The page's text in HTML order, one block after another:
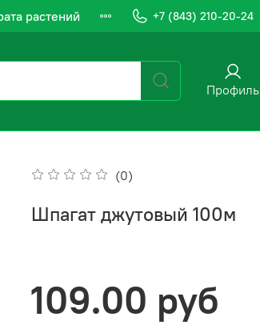
растений +7 (843) 210-20-24
Профиль
(0)
Шпагат джутовый 100м
109.00 руб